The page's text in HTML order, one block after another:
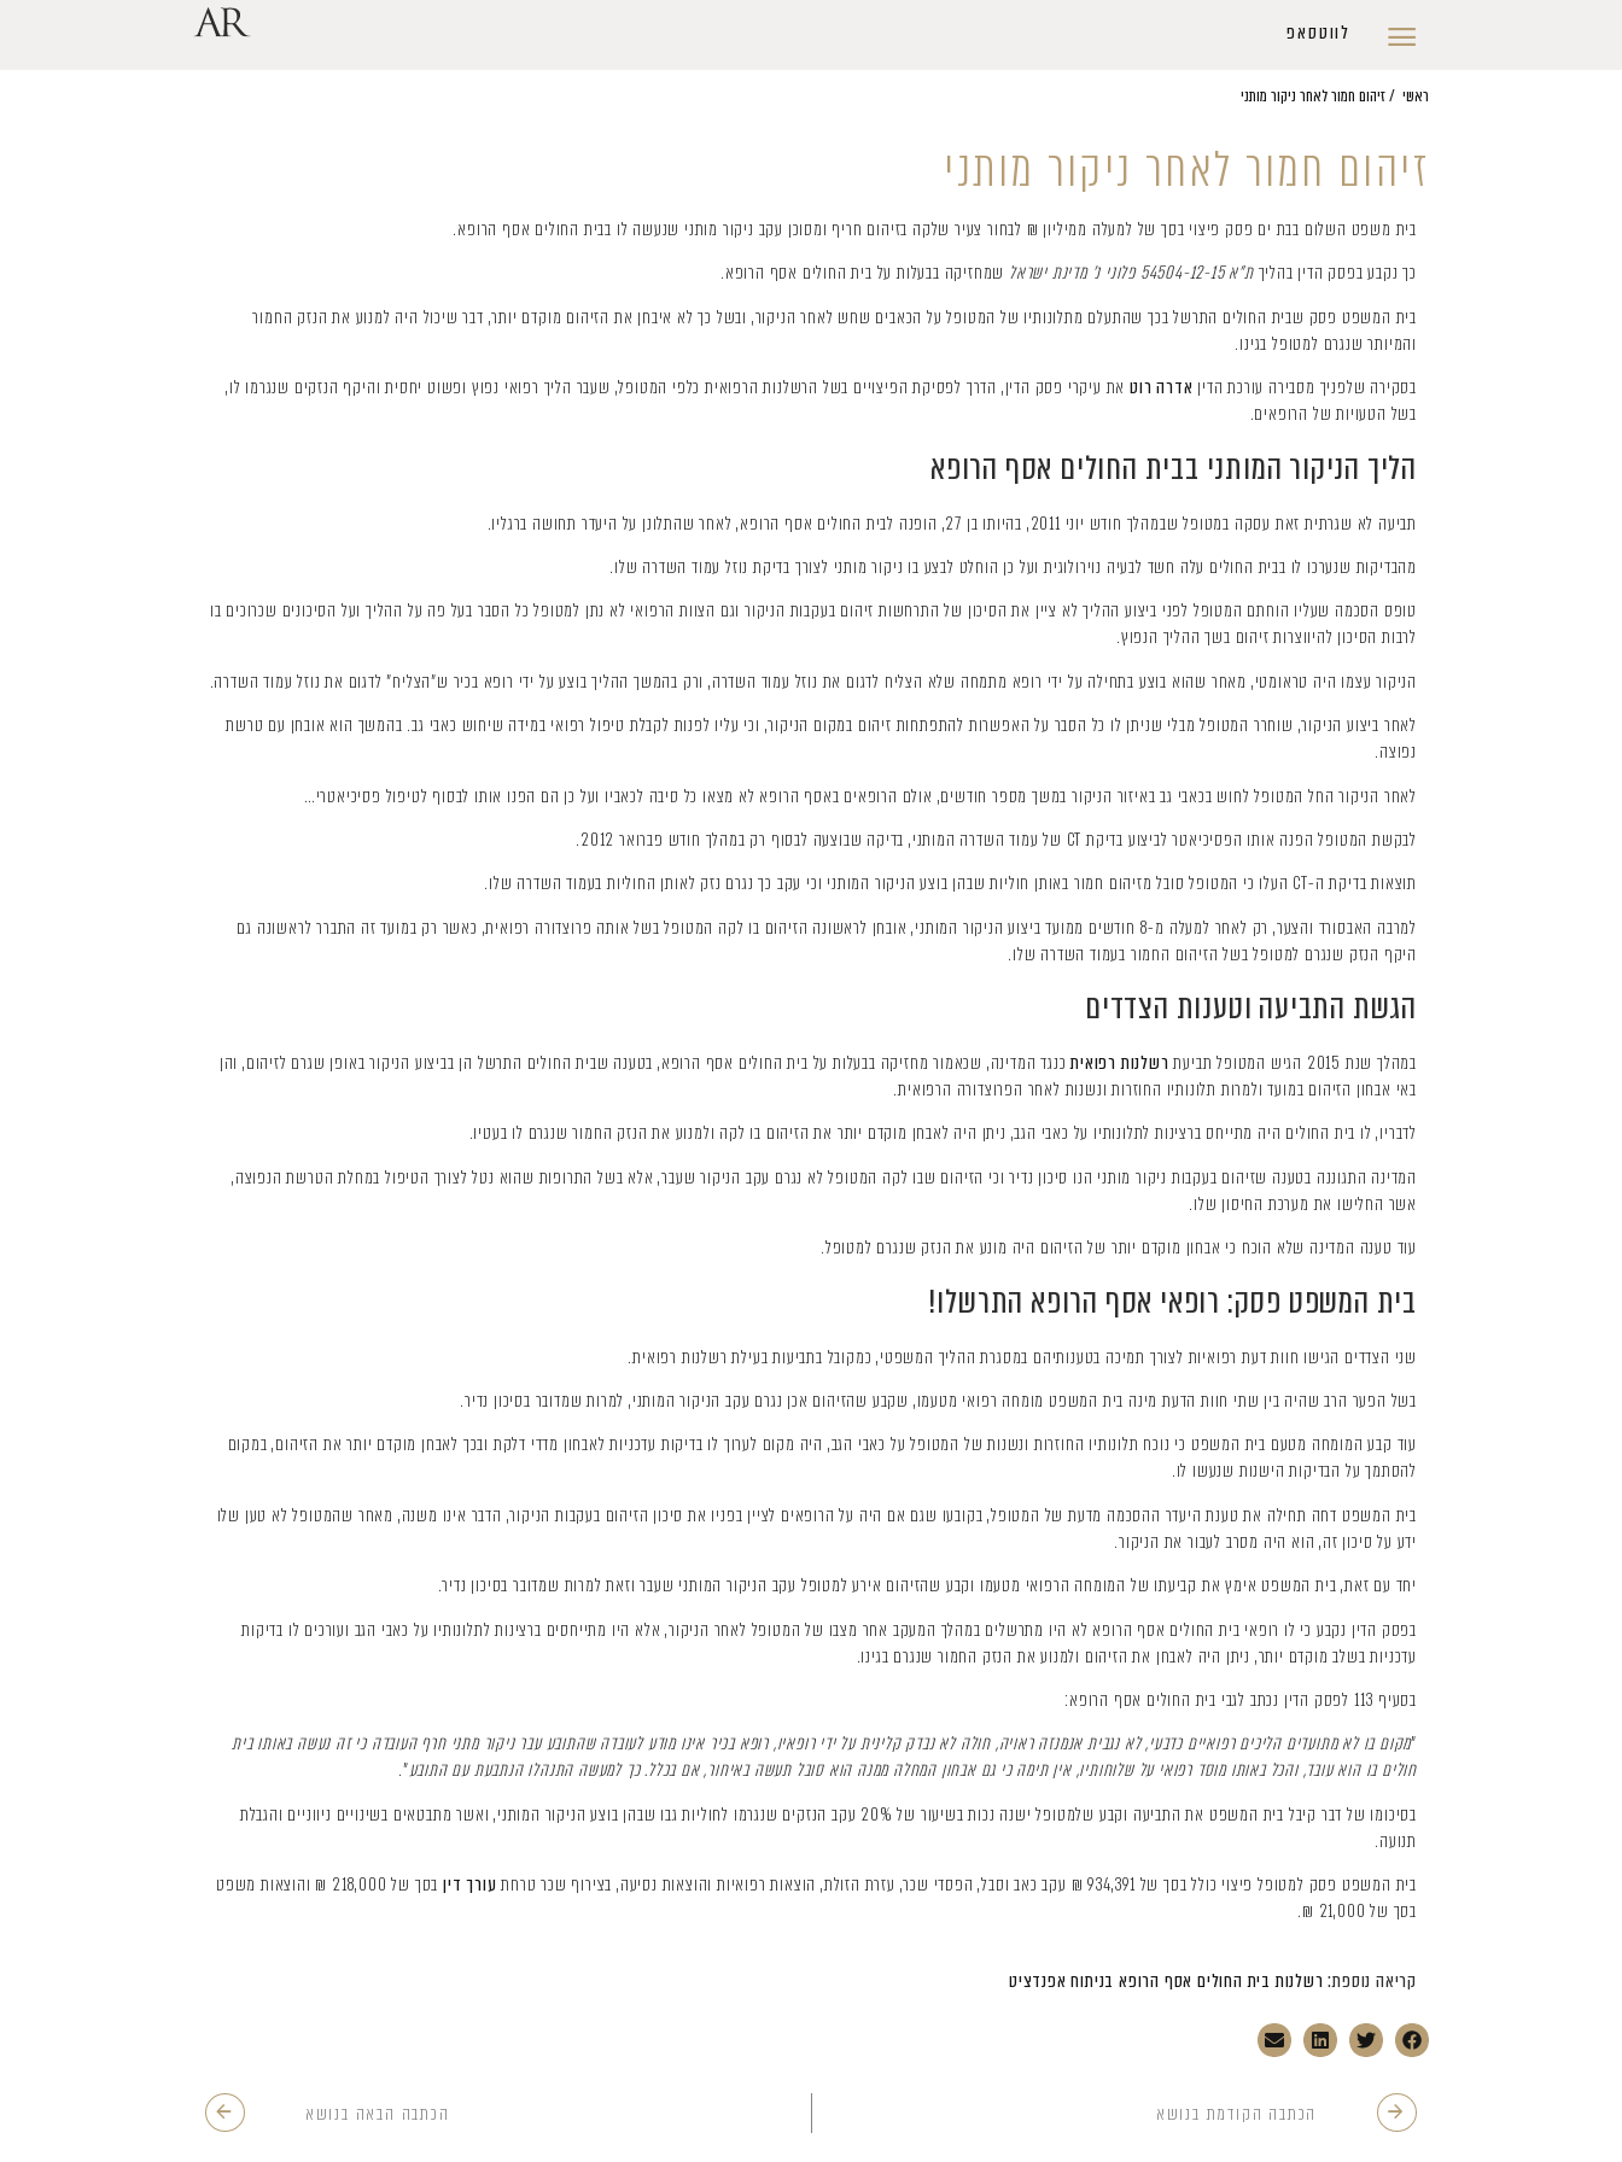
לווטסאפ
ראשי /זיהום חמור לאחר ניקור מותני
זיהום חמור לאחר ניקור מותני
בית משפט השלום בבת ים פסק פיצוי בסך של למעלה ממיליון ₪ לבחור צעיר שלקה בזיהום חריף ומסוכן עקב ניקור מותני שנעשה לו בבית החולים אסף הרופא.
כך נקבע בפסק הדין בהליךת"א 54504-12-15 פלוני נ' מדינת ישראל
שמחזיקה בבעלות על בית החולים אסף הרופא.
בית המשפט פסק שבית החולים התרשל בכך שהתעלם מתלונותיו של המטופל על הכאבים שחש לאחר הניקור, ובשל כך לא איבחן את הזיהום מוקדם יותר, דבר שיכול היה למנוע את הנזק החמור
והמיותר שנגרם למטופל בגינו.
בסקירה שלפניך מסבירה עורכת הדין אדרה רוט את עיקרי פסק הדין, הדרך לפסיקת הפיצויים בשל הרשלנות הרפואית כלפי המטופל, שעבר הליך רפואי נפוץ ופשוט יחסית והיקף הנזקים שנגרמו לו,
בשל הטעויות של הרופאים.
הליך הניקור המותני בבית החולים אסף הרופא
תביעה לא שגרתית זאת עסקה במטופל שבמהלך חודש יוני 2011, בהיותו בן 27, הופנה לבית החולים אסף הרופא, לאחר שהתלונן על היעדר תחושה ברגליו.
מהבדיקות שנערכו לו בבית החולים עלה חשד לבעיה נוירולוגית ועל כן הוחלט לבצע בו ניקור מותני לצורך בדיקת נוזל עמוד השדרה שלו.
טופס הסכמה שעליו הוחתם המטופל לפני ביצוע ההליך לא ציין את הסיכון של התרחשות זיהום בעקבות הניקור וגם הצוות הרפואי לא נתן למטופל כל הסבר בעל פה על ההליך ועל הסיכונים שכרוכים בו
לרבות הסיכון להיווצרות זיהום בשך ההליך הנפוץ.
הניקור עצמו היה טראומטי, מאחר שהוא בוצע בתחילה על ידי רופא מתמחה שלא הצליח לדגום את נוזל עמוד השדרה, ורק בהמשך ההליך בוצע על ידי רופא בכיר ש"הצליח" לדגום את נוזל עמוד השדרה.
לאחר ביצוע הניקור, שוחרר המטופל מבלי שניתן לו כל הסבר על האפשרות להתפתחות זיהום במקום הניקור, וכי עליו לפנות לקבלת טיפול רפואי במידה שיחוש כאבי גב. בהמשך הוא אובחן עם טרשת
נפוצה.
לאחר הניקור החל המטופל לחוש בכאבי גב באיזור הניקור במשך מספר חודשים, אולם הרופאים באסף הרופא לא מצאו כל סיבה לכאביו ועל כן הם הפנו אותו לבסוף לטיפול פסיכיאטרי…
לבקשת המטופל הפנה אותו הפסיכיאטר לביצוע בדיקת CT של עמוד השדרה המותני, בדיקה שבוצעה לבסוף רק במהלך חודש פברואר 2012.
תוצאות בדיקת ה-CT העלו כי המטופל סובל מזיהום חמור באותן חוליות שבהן בוצע הניקור המותני וכי עקב כך נגרם נזק לאותן החוליות בעמוד השדרה שלו.
למרבה האבסורד והצער, רק לאחר למעלה מ-8 חודשים ממועד ביצוע הניקור המותני, אובחן לראשונה הזיהום בו לקה המטופל בשל אותה פרוצדורה רפואית, כאשר רק במועד זה התברר לראשונה גם
היקף הנזק שנגרם למטופל בשל הזיהום החמור בעמוד השדרה שלו.
הגשת התביעה וטענות הצדדים
במהלך שנת 2015 הגיש המטופל תביעת רשלנות רפואיתכנגד המדינה, שכאמור מחזיקה בבעלות על בית החולים אסף הרופא, בטענה שבית החולים התרשל הן בביצוע הניקור באופן שגרם לזיהום, והן
באי אבחון הזיהום במועד ולמרות תלונותיו החוזרות ונשנות לאחר הפרוצדורה הרפואית.
לדבריו, לו בית החולים היה מתייחס ברצינות לתלונותיו על כאבי הגב, ניתן היה לאבחן מוקדם יותר את הזיהום בו לקה ולמנוע את הנזק החמור שנגרם לו בעטיו.
המדינה התגוננה בטענה שזיהום בעקבות ניקור מותני הנו סיכון נדיר וכי הזיהום שבו לקה המטופל לא נגרם עקב הניקור שעבר, אלא בשל התרופות שהוא נטל לצורך הטיפול במחלת הטרשת הנפוצה,
אשר החלישו את מערכת החיסון שלו.
עוד טענה המדינה שלא הוכח כי אבחון מוקדם יותר של הזיהום היה מונע את הנזק שנגרם למטופל.
בית המשפט פסק: רופאי אסף הרופא התרשלו!
שני הצדדים הגישו חוות דעת רפואיות לצורך תמיכה בטענותיהם במסגרת ההליך המשפטי, כמקובל בתביעות בעילת רשלנות רפואית.
בשל הפער הרב שהיה בין שתי חוות הדעת מינה בית המשפט מומחה רפואי מטעמו, שקבע שהזיהום אכן נגרם עקב הניקור המותני, למרות שמדובר בסיכון נדיר.
עוד קבע המומחה מטעם בית המשפט כי נוכח תלונותיו החוזרות ונשנות של המטופל על כאבי הגב, היה מקום לערוך לו בדיקות עדכניות לאבחון מדדי דלקת ובכך לאבחן מוקדם יותר את הזיהום, במקום
להסתמך על הבדיקות הישנות שנעשו לו.
בית המשפט דחה תחילה את טענת היעדר ההסכמה מדעת של המטופל, בקובעו שגם אם היה על הרופאים לציין בפניו את סיכון הזיהום בעקבות הניקור, הדבר אינו משנה, מאחר שהמטופל לא טען שלו
ידע על סיכון זה, הוא היה מסרב לעבור את הניקור.
יחד עם זאת, בית המשפט אימץ את קביעתו של המומחה הרפואי מטעמו וקבע שהזיהום אירע למטופל עקב הניקור המותני שעבר וזאת למרות שמדובר בסיכון נדיר.
בפסק הדין נקבע כי לו רופאי בית החולים אסף הרופא לא היו מתרשלים במהלך המעקב אחר מצבו של המטופל לאחר הניקור, אלא היו מתייחסים ברצינות לתלונותיו על כאבי הגב ועורכים לו בדיקות
עדכניות בשלב מוקדם יותר, ניתן היה לאבחן את הזיהום ולמנוע את הנזק החמור שנגרם בגינו.
בסעיף 113 לפסק הדין נכתב לגבי בית החולים אסף הרופא:
"מקום בו לא מתועדים הליכים רפואיים כדבעי, לא נגבית אנמנזה ראויה, חולה לא נבדק קלינית על ידי רופאיו, רופא בכיר אינו מודע לעובדה שהתובע עבר ניקור מתני חרף העובדה כי זה נעשה באותו בית
חולים בו הוא עובד, והכל באותו מוסד רפואי על שלוחותיו, אין תימה כי גם אבחון המחלה ממנה הוא סובל תעשה באיחור, אם בכלל. כך למעשה התנהלו הנתבעת עם התובע".
בסיכומו של דבר קיבל בית המשפט את התביעה וקבע שלמטופל ישנה נכות בשיעור של 20% עקב הנזקים שנגרמו לחוליות גבו שבהן בוצע הניקור המותני, ואשר מתבטאים בשינויים ניווניים והגבלת
תנועה.
בית המשפט פסק למטופל פיצוי כולל בסך של 934,391 ₪ עקב כאב וסבל, הפסדי שכר, עזרת הזולת, הוצאות רפואיות והוצאות נסיעה, בצירוף שכר טרחת
עורך דין
בסך של 218,000 ₪ והוצאות משפט
בסך של 21,000 ₪.
קריאה נוספת: רשלנות בית החולים אסף הרופא בניתוח אפנדציט
הכתבה הקודמת בנושא הכתבה הבאה בנושא